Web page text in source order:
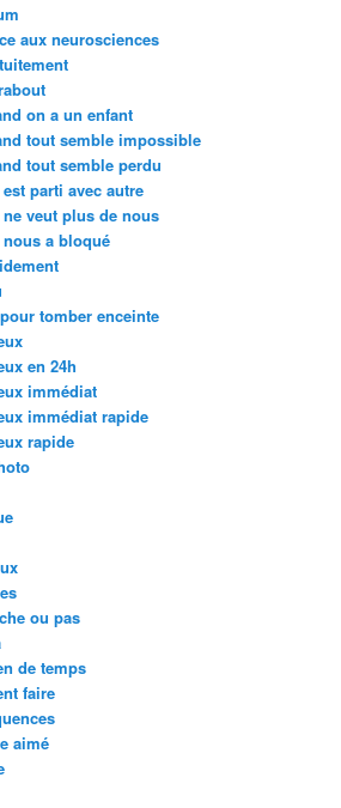
aux neurosciences
on a un enfant
tout semble impossible
tout semble perdu
parti avec autre
veut plus de nous
a bloqué
tomber enceinte
en 24h
immédiat
immédiat rapide
rapide
ou pas
de temps
faire
aimé